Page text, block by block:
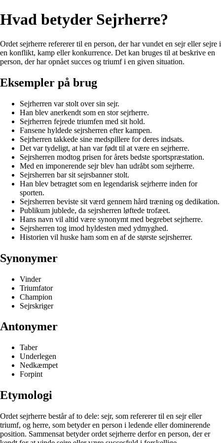
Hvad betyder Sejrherre?
Ordet sejrherre refererer til en person, der har vundet en sejr eller sejre i
en konflikt, kamp eller konkurrence. Det kan bruges til at beskrive en
person, der har opnået succes og triumf i en given situation.
Eksempler på brug
Sejrherren var stolt over sin sejr.
Han blev anerkendt som en stor sejrherre.
Sejrherren fejrede triumfen med sit hold.
Fansene hyldede sejrsherren efter kampen.
Sejrherren takkede sine medspillere for deres indsats.
Det var tydeligt, at han var født til at være en sejrherre.
Sejrsherren modtog prisen for årets bedste sportspræstation.
Med en imponerende sejr blev han udråbt som sejrherre.
Sejrsherren bar sit sejrsbanner stolt.
Han blev betragtet som en legendarisk sejrherre inden for
sporten.
Sejrsherren beviste sit værd gennem hård træning og dedikation.
Publikum jublede, da sejrsherren løftede trofæet.
Hans navn vil altid være synonymt med begrebet sejrherre.
Sejrsherren tog imod hyldesten med ydmyghed.
Historien vil huske ham som en af de største sejrsherrer.
Synonymer
Vinder
Triumfator
Champion
Sejrskriger
Antonymer
Taber
Underlegen
Nedkæmpet
Forpint
Etymologi
Ordet sejrherre består af to dele: sejr, som refererer til en sejr eller
triumf, og herre, som betyder en person i ledende eller dominerende
position. Sammensat betyder ordet sejrherre derfor en person, der er